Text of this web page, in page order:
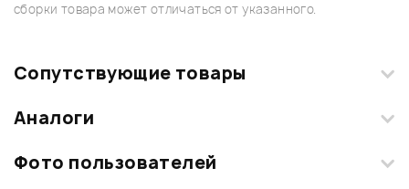
сборки товара может отличаться от указанного.
Сопутствующие товары
Аналоги
Фото пользователей